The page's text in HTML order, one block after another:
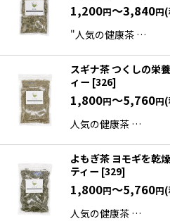
1,200円～3,840円
"人気の健康茶 …
スギナ茶 つくしの栄
ィー [326]
1,800円～5,760円
人気の健康茶 …
よもぎ茶 ヨモギを乾
ティー [329]
1,800円～5,760円
人気の健康茶 …